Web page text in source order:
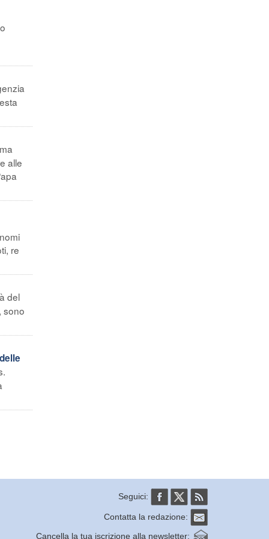
alle
re
del
sono
Seguici:
Contatta la redazione:
Cancella la tua iscrizione alla newsletter: